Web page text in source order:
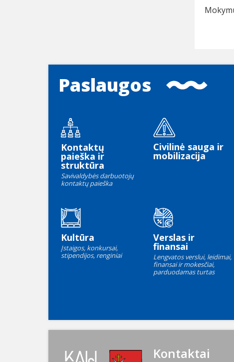
Paslaugos
Kontaktų
paieška ir
struktūra
Savivaldybės darbuotojų
kontaktų paieška
Civilinė sauga ir
mobilizacija
Kultūra
Įstaigos, konkursai,
stipendijos, renginiai
Verslas ir
finansai
Lengvatos verslui, leidimai,
finansai ir mokesčiai,
parduodamas turtas
Kontaktai